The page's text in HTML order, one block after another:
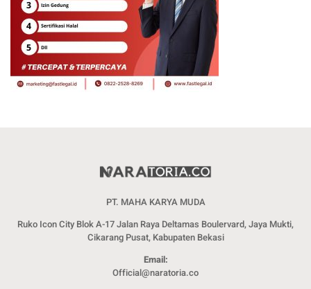
PT. MAHA KARYA MUDA
Ruko Icon City Blok A-17 Jalan Raya Deltamas Boulervard, Jaya Mukti,
Cikarang Pusat, Kabupaten Bekasi
Email:
Official@naratoria.co